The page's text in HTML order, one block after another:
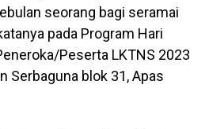
seorang bagi seramai
pada Program Hari
Peserta LKTNS 2023
Serbaguna blok 31, Apas